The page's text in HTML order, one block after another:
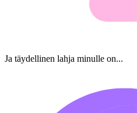
Ja täydellinen lahja minulle on...